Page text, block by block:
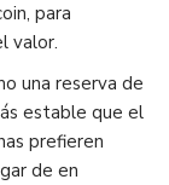
para
valor.
una reserva de
estable que el
prefieren
de en